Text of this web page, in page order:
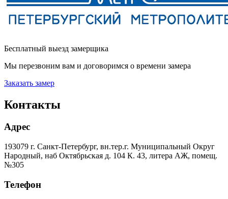
Бесплатный выезд замерщика
Мы перезвоним вам и договоримся о времени замера
Заказать замер
Контакты
Адрес
193079 г. Санкт-Петербург, вн.тер.г. Муниципальный Округ
Народный, наб Октябрьская д. 104 К. 43, литера АЖ, помещ.
№305
Телефон